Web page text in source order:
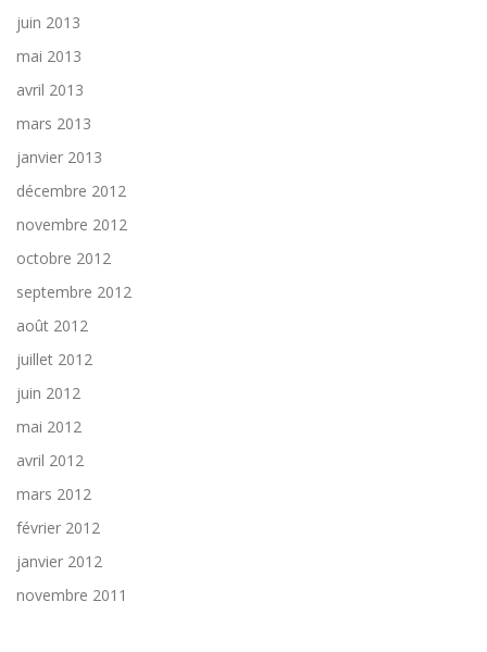
juin 2013
mai 2013
avril 2013
mars 2013
janvier 2013
décembre 2012
novembre 2012
octobre 2012
septembre 2012
août 2012
juillet 2012
juin 2012
mai 2012
avril 2012
mars 2012
février 2012
janvier 2012
novembre 2011